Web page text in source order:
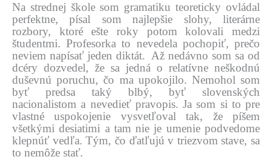
Na strednej škole som gramatiku teoreticky ovládal
perfektne, písal som najlepšie slohy, literárne
rozbory, ktoré ešte roky potom kolovali medzi
študentmi. Profesorka to nevedela pochopiť, prečo
neviem napísať jeden diktát. Až nedávno som sa od
dcéry dozvedel, že sa jedná o relatívne neškodnú
duševnú poruchu, čo ma upokojilo. Nemohol som
byť predsa taký blbý, byť slovenských
nacionalistom a nevedieť pravopis. Ja som si to pre
vlastné uspokojenie vysvetľoval tak, že píšem
všetkými desiatimi a tam nie je umenie podvedome
klepnúť vedľa. Tým, čo ďatľujú v triezvom stave, sa
to nemôže stať.